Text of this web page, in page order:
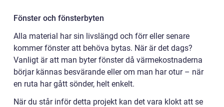
Fönster och fönsterbyten
Alla material har sin livslängd och förr eller senare
kommer fönster att behöva bytas. När är det dags?
Vanligt är att man byter fönster då värmekostnaderna
börjar kännas besvärande eller om man har otur – när
en ruta har gått sönder, helt enkelt.
När du står inför detta projekt kan det vara klokt att se